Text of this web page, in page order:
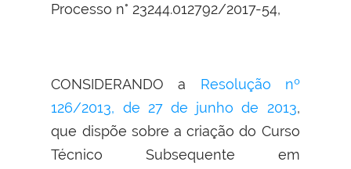
Processo n° 23244.012792/2017-54,
CONSIDERANDO a Resolução nº
126/2013, de 27 de junho de 2013,
que dispõe sobre a criação do Curso
Técnico Subsequente em